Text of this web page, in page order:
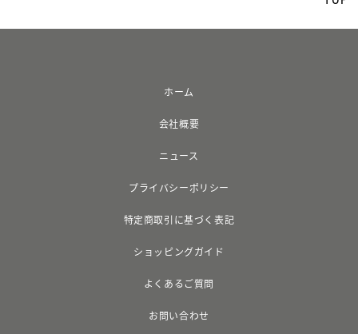
ホーム
会社概要
ニュース
プライバシーポリシー
特定商取引に基づく表記
ショッピングガイド
よくあるご質問
お問い合わせ